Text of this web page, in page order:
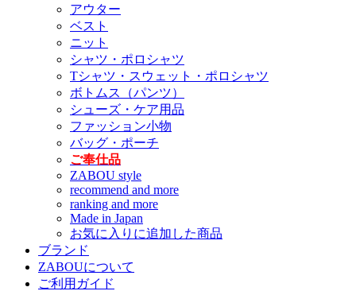
アウター
ベスト
ニット
シャツ・ポロシャツ
Tシャツ・スウェット・ポロシャツ
ボトムス（パンツ）
シューズ・ケア用品
ファッション小物
バッグ・ポーチ
ご奉仕品
ZABOU style
recommend and more
ranking and more
Made in Japan
お気に入りに追加した商品
ブランド
ZABOUについて
ご利用ガイド